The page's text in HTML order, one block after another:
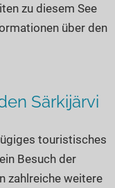
zu diesem See
über den
Särkijärvi
touristisches
Besuch der
zahlreiche weitere